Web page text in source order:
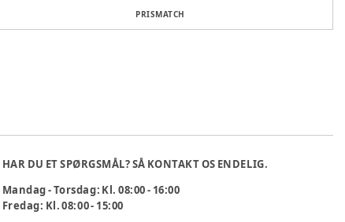
PRISMATCH
HAR DU ET SPØRGSMÅL? SÅ KONTAKT OS ENDELIG.
Mandag - Torsdag: Kl. 08:00 - 16:00
Fredag: Kl. 08:00 - 15:00